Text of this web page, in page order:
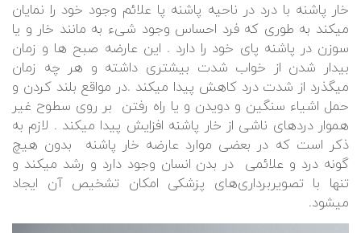
خار پاشنه با درد در ناحیه پاشنه پا علائم وجود خود را نمایان
میکند به طوری که فرد احساس وجود شیء به مانند خار و یا
سوزن در پاشنه پای خود را دارد . این عارضه صبح ها و زمان
بیدار شدن از خواب شدت بیشتری داشته و هر چه زمان
میگذرد از شدت درد کاهش پیدا میکند .در مواقع بلند کردن و
حمل اشیاء سنگین و دویدن و یا راه رفتن بر روی سطوح غیر
هموار درد‌های ناشی از خار پاشنه افزایش پیدا میکند . لازم به
ذکر است که در بعضی موارد عارضه خار پاشنه بدون هیچ
گونه درد و علائمی در بدن انسان وجود دارد و رشد میکند و
تنها با تصویربرداری‌های پزشکی امکان تشخیص آن ایجاد
میشود.